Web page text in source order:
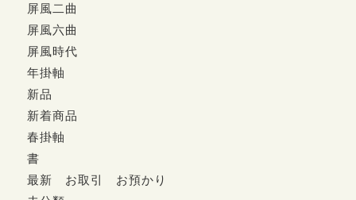
屏風二曲
屏風六曲
屏風時代
年掛軸
新品
新着商品
春掛軸
書
最新 お取引 お預かり